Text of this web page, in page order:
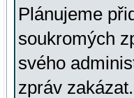
Plánujeme
soukromých
svého
zpráv zakázat.